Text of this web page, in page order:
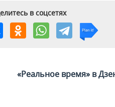
в соцсетях
«Реальное время» в